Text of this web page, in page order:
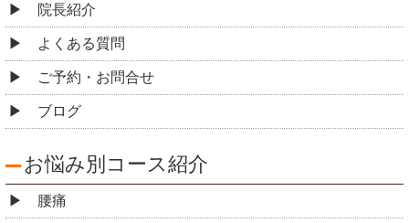
院長紹介
よくある質問
ご予約・お問合せ
ブログ
お悩み別コース紹介
腰痛